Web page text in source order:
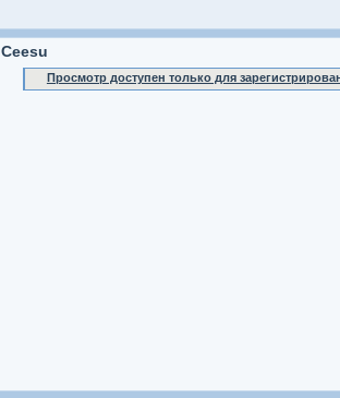
Ceesu
Просмотр доступен только для